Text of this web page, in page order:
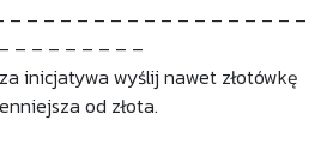
– – – – – – – – – – – – – – – – – –
– – – – – – – –
inicjatywa wyślij nawet złotówkę
od złota.